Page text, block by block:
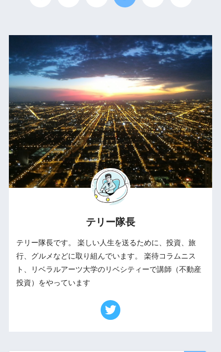
テリー隊長
テリー隊長です。 楽しい人生を送るために、投資、旅
行、グルメなどに取り組んでいます。 楽待コラムニス
ト、リベラルアーツ大学のリベシティーで講師（不動産
投資）をやっています